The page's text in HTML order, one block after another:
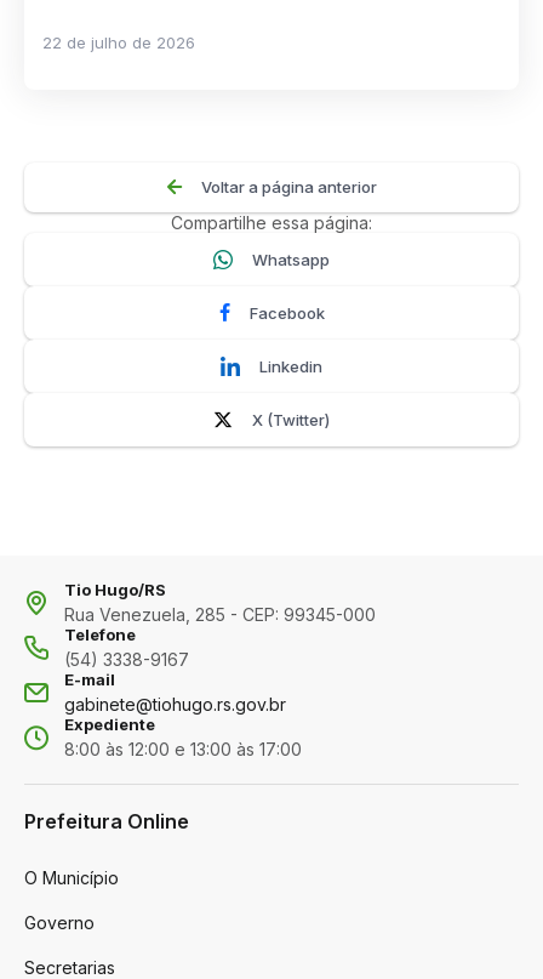
22 de julho de 2026
Voltar a página anterior
Compartilhe essa página:
Whatsapp
Facebook
Linkedin
X (Twitter)
Tio Hugo/RS
Rua Venezuela, 285 - CEP: 99345-000
Telefone
(54) 3338-9167
E-mail
gabinete@tiohugo.rs.gov.br
Expediente
8:00 às 12:00 e 13:00 às 17:00
Prefeitura Online
O Município
Governo
Secretarias